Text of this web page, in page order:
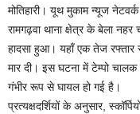
मोतिहारी। यूथ मुकाम न्यूज नेटवर्क
रामगढ़वा थाना क्षेत्र के बेला
हादसा हुआ। यहाँ एक तेज रफ्तार
मार दी। इस घटना में टेम्पो चालक
गंभीर रूप से घायल हो गई है।
प्रत्यक्षदर्शियों के अनुसार,